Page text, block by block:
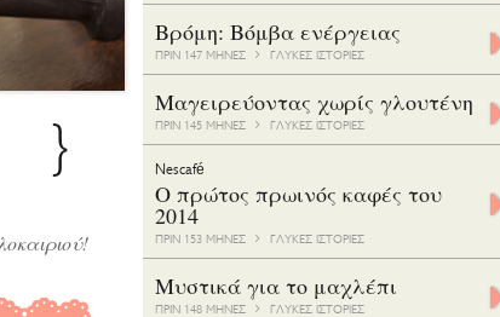
}
Bρόμη: Βόμβα ενέργειας
ΠΡΙΝ 147 ΜΗΝΕΣ ΓΛΥΚΕΣ ΙΣΤΟΡΙΕΣ
Μαγειρεύοντας χωρίς γλουτένη
ΠΡΙΝ 145 ΜΗΝΕΣ ΓΛΥΚΕΣ ΙΣΤΟΡΙΕΣ
Nescafé
Ο πρώτος πρωινός καφές του
2014
ΠΡΙΝ 153 ΜΗΝΕΣ ΓΛΥΚΕΣ ΙΣΤΟΡΙΕΣ
Μυστικά για το μαχλέπι
ΠΡΙΝ 148 ΜΗΝΕΣ ΓΛΥΚΕΣ ΙΣΤΟΡΙΕΣ